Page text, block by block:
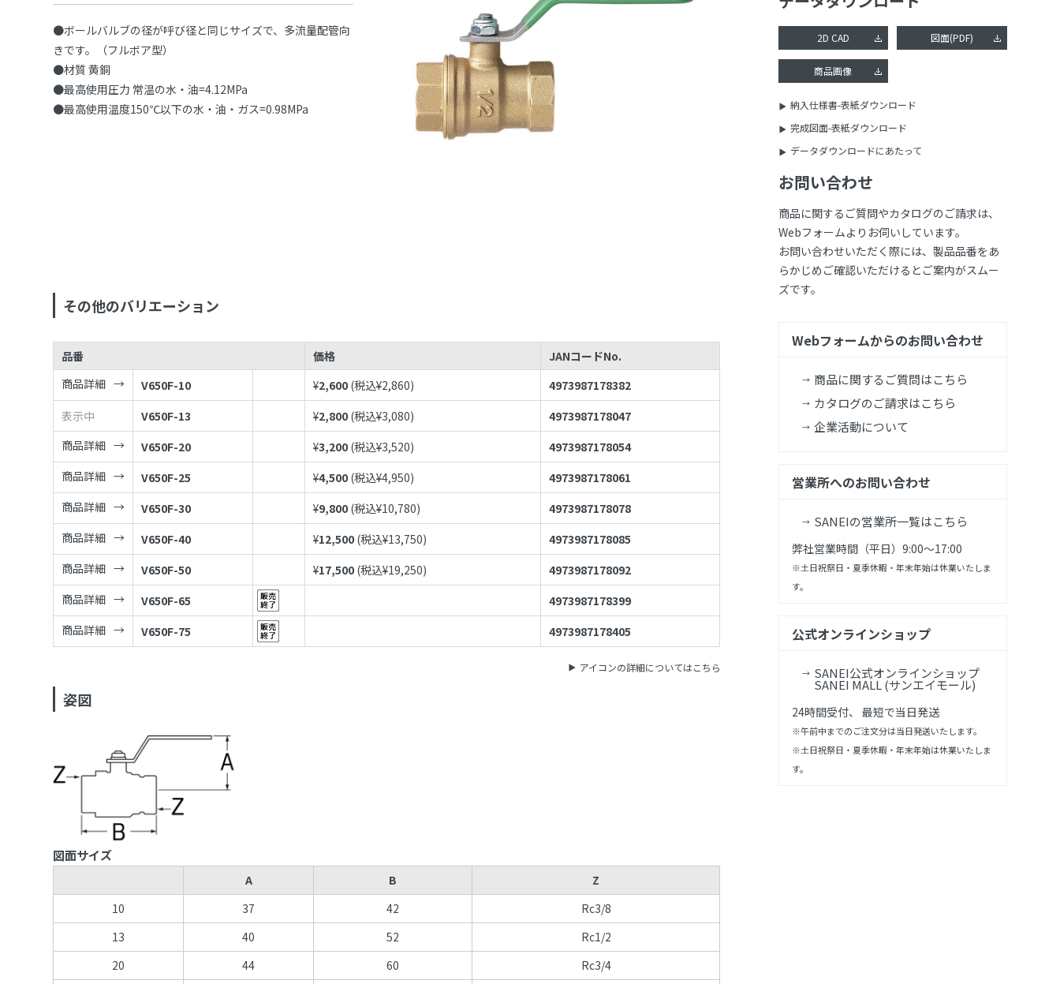
●ボールバルブの径が呼び径と同じサイズで、多流量配管向
きです。（フルボア型）
●材質 黄銅
●最高使用圧力 常温の水・油=4.12MPa
●最高使用温度150℃以下の水・油・ガス=0.98MPa
その他のバリエーション
品番 価格
JANコードNo.
商品詳細
V650F-10 ¥2,600 (税込¥2,860)
4973987178382
表示中
V650F-13 ¥2,800 (税込¥3,080)
4973987178047
商品詳細
V650F-20 ¥3,200 (税込¥3,520)
4973987178054
商品詳細
V650F-25 ¥4,500 (税込¥4,950)
4973987178061
商品詳細
V650F-30 ¥9,800 (税込¥10,780)
4973987178078
商品詳細
V650F-40 ¥12,500 (税込¥13,750)
4973987178085
商品詳細
V650F-50 ¥17,500 (税込¥19,250)
4973987178092
商品詳細
V650F-65
4973987178399
商品詳細
V650F-75 4973987178405
アイコンの詳細についてはこちら
姿図
図面サイズ
A B
Z
10
37 42
Rc3/8
13
40 52
Rc1/2
20
44 60
Rc3/4
2D CAD 図面(PDF)
商品画像
納入仕様書-表紙ダウンロード
完成図面-表紙ダウンロード
データダウンロードにあたって
お問い合わせ
商品に関するご質問やカタログのご請求は、
Webフォームよりお伺いしています。
お問い合わせいただく際には、製品品番をあ
らかじめご確認いただけるとご案内がスムー
ズです。
Webフォームからのお問い合わせ
商品に関するご質問はこちら
カタログのご請求はこちら
企業活動について
営業所へのお問い合わせ
SANEIの営業所一覧はこちら
弊社営業時間（平日）9:00～17:00
※土日祝祭日・夏季休暇・年末年始は休業いたしま
す。
公式オンラインショップ
SANEI公式オンラインショップ
SANEI MALL (サンエイモール)
24時間受付、 最短で当日発送
※午前中までのご注文分は当日発送いたします。
※土日祝祭日・夏季休暇・年末年始は休業いたしま
す。